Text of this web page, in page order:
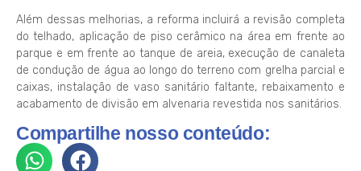
Além dessas melhorias, a reforma incluirá a revisão completa
do telhado, aplicação de piso cerâmico na área em frente ao
parque e em frente ao tanque de areia, execução de canaleta
de condução de água ao longo do terreno com grelha parcial e
caixas, instalação de vaso sanitário faltante, rebaixamento e
acabamento de divisão em alvenaria revestida nos sanitários.
Compartilhe nosso conteúdo: